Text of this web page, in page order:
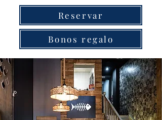
Reservar
Bonos regalo